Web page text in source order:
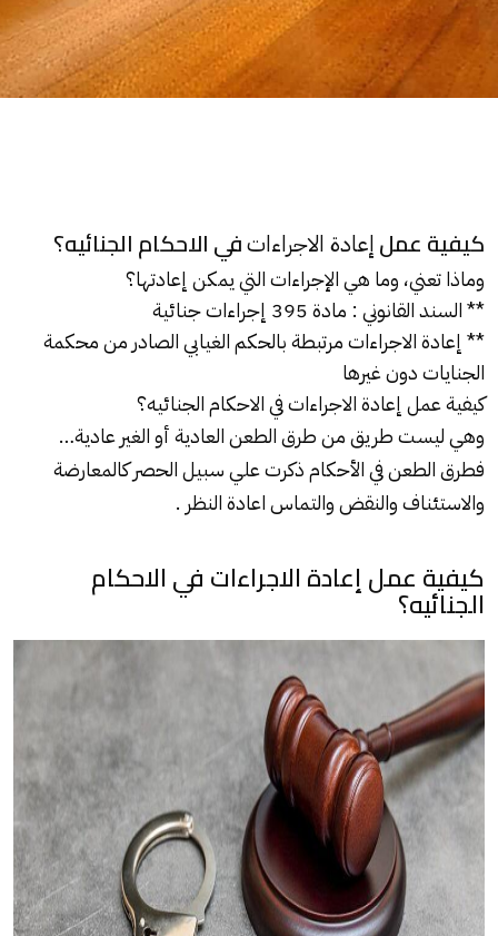
كيفية عمل إعادة الاجراءاتفي الاحكام الجنائيه؟
وماذا تعني، وما هي الإجراءات التي يمكن إعادتها؟
** السند القانوني : مادة 395 إجراءات
جنائية
** إعادة الاجراءات مرتبطة بالحكم الغيابي الصادر من محكمة
الجناياتدون غيرها
كيفية عمل إعادة الاجراءات في الاحكام الجنائيه؟
وهي ليست طريق من طرقالطعنالعادية أو الغير عادية…
فطرق الطعن في الأحكام ذكرت علي سبيل الحصر كالمعارضة
والاستئناف والنقض والتماس اعادة النظر .
كيفية عمل إعادة الاجراءات في الاحكام
الجنائيه؟